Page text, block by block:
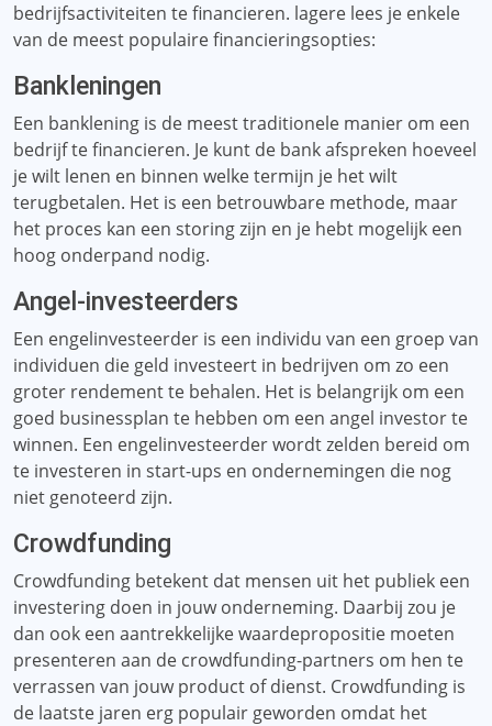
bedrijfsactiviteiten te financieren. lagere lees je enkele
van de meest populaire financieringsopties:
Bankleningen
Een banklening is de meest traditionele manier om een ​​
bedrijf te financieren. Je kunt de bank afspreken hoeveel
je wilt lenen en binnen welke termijn je het wilt
terugbetalen. Het is een betrouwbare methode, maar
het proces kan een storing zijn en je hebt mogelijk een
hoog onderpand nodig.
Angel-investeerders
Een engelinvesteerder is een individu van een groep van
individuen die geld investeert in bedrijven om zo een
groter rendement te behalen. Het is belangrijk om een ​​
goed businessplan te hebben om een ​​angel investor te
winnen. Een engelinvesteerder wordt zelden bereid om
te investeren in start-ups en ondernemingen die nog
niet genoteerd zijn.
Crowdfunding
Crowdfunding betekent dat mensen uit het publiek een
investering doen in jouw onderneming. Daarbij zou je
dan ook een aantrekkelijke waardepropositie moeten
presenteren aan de crowdfunding-partners om hen te
verrassen van jouw product of dienst. Crowdfunding is
de laatste jaren erg populair geworden omdat het